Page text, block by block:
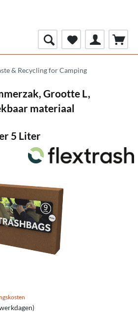
& Recycling for Camping
Grootte L,
materiaal
5 Liter